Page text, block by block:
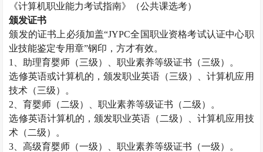
《计算机职业能力考试指南》（公共课选考）
颁发证书
颁发的证书上必须加盖“JYPC全国职业资格考试认证中心职
业技能鉴定专用章”钢印，方才有效。
1
、助理育婴师（三级）、职业素养等级证书（三级）。
选修英语或计算机的，颁发职业英语（三级）、计算机应用
技术（三级）。
2 、育婴师（二级）、职业素养等级证书（二级）。
选修英语计算机的，颁发职业英语（二级）、计算机应用技
术（二级）。
3 、高级育婴师（一级）、职业素养等级证书（一级）。